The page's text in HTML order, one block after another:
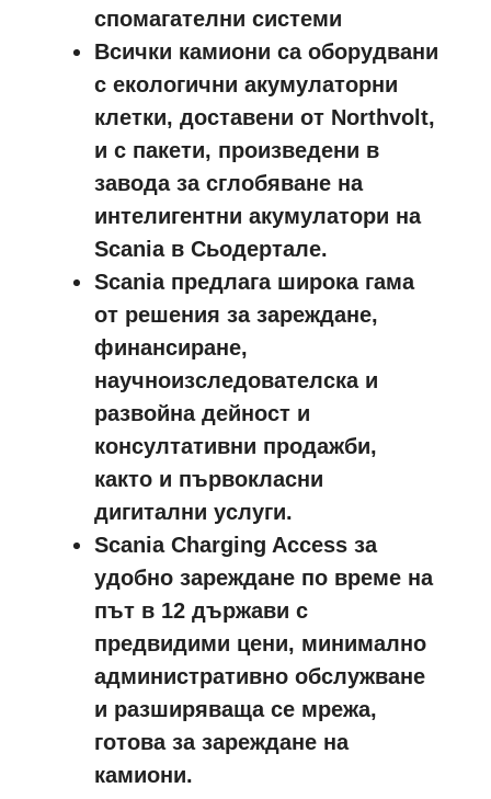
спомагателни системи
Всички камиони са оборудвани
с екологични акумулаторни
клетки, доставени от Northvolt,
и с пакети, произведени в
завода за сглобяване на
интелигентни акумулатори на
Scania в Сьодертале.
Scania предлага широка гама
от решения за зареждане,
финансиране,
научноизследователска и
развойна дейност и
консултативни продажби,
както и първокласни
дигитални услуги.
Scania Charging Access за
удобно зареждане по време на
път в 12 държави с
предвидими цени, минимално
административно обслужване
и разширяваща се мрежа,
готова за зареждане на
камиони.